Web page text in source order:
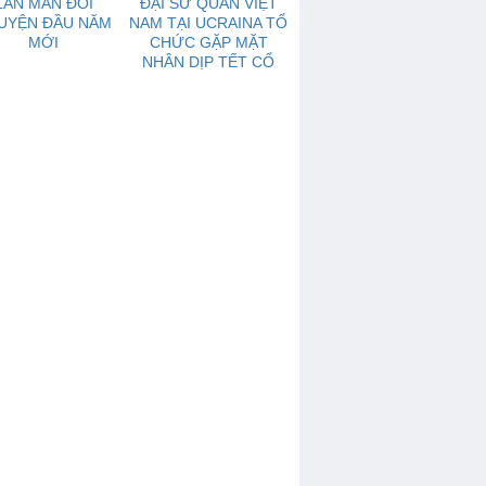
ĐẦU NĂM
MỚI
NAM TẠI UCRAINA TỔ
CHỨC GẶP MẶT
NHÂN DỊP TẾT CỔ